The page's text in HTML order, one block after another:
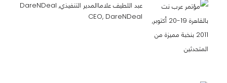
عبد اللطيف علاماالمدير التنفيذي, DareNDeal
CEO, DareNDeal